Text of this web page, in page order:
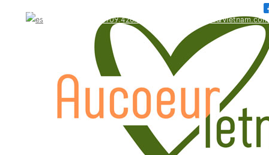
WhatsApp: +84.909.426.406 bonjour@aucoeurvietnam.com
WhatsApp: +84.909.426.406